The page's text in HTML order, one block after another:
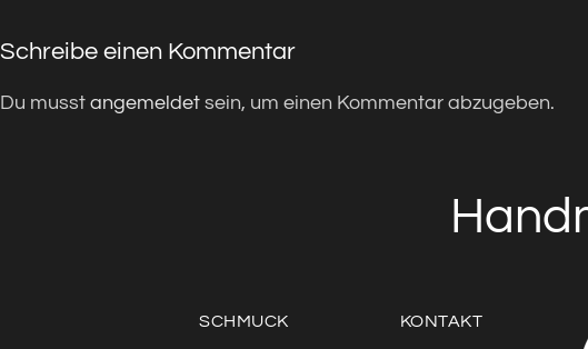
Schreibe einen Kommentar
Du musst angemeldet sein, um einen Kommentar abzugeben.
SCHMUCK KONTAKT